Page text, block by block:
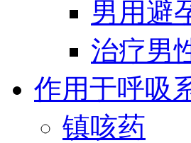
男用避
治疗男
作用于呼吸
镇咳药